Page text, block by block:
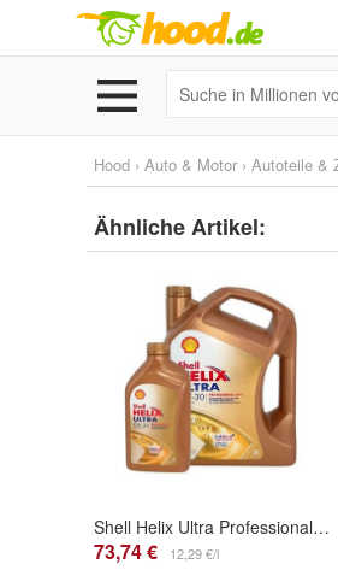
Hood › Auto & Motor › Autoteile &
Ähnliche Artikel:
Shell Helix Ultra Professional AV-L 0W-30 5 + 1 Liter
73,74 € 12,29 €/l